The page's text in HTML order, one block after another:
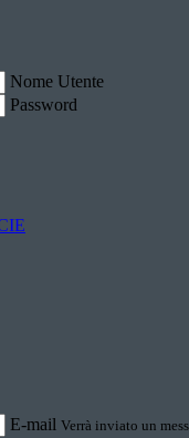
Nome Utente
Password
E-mail Verrà inviato un